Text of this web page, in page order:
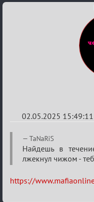
02.05.2025 15:49:11
Re:
Разговоры
о
XIX
ТПК.
TaNaRiS
Найдешь в
лжекнул чижом -
https://